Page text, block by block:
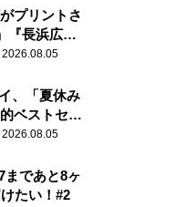
プリントさ
『長浜広奈
ッズ発売
2026.08.05
、「夏休み
ベストセラ
紹介
2026.08.05
まであと8ヶ
たい！#2